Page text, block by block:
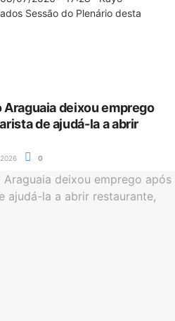
Sessão do Plenário desta
deixou emprego
de ajudá-la a abrir
0